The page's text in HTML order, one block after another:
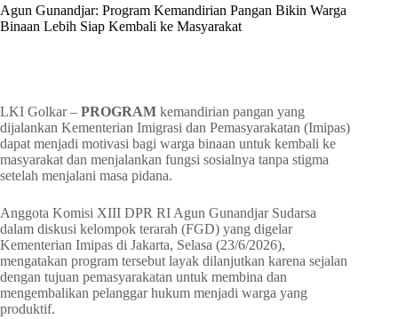
Agun Gunandjar: Program Kemandirian Pangan Bikin Warga
Binaan Lebih Siap Kembali ke Masyarakat
LKI Golkar – PROGRAM kemandirian pangan yang
dijalankan Kementerian Imigrasi dan Pemasyarakatan (Imipas)
dapat menjadi motivasi bagi warga binaan untuk kembali ke
masyarakat dan menjalankan fungsi sosialnya tanpa stigma
setelah menjalani masa pidana.
Anggota Komisi XIII DPR RI Agun Gunandjar Sudarsa
dalam diskusi kelompok terarah (FGD) yang digelar
Kementerian Imipas di Jakarta, Selasa (23/6/2026),
mengatakan program tersebut layak dilanjutkan karena sejalan
dengan tujuan pemasyarakatan untuk membina dan
mengembalikan pelanggar hukum menjadi warga yang
produktif.